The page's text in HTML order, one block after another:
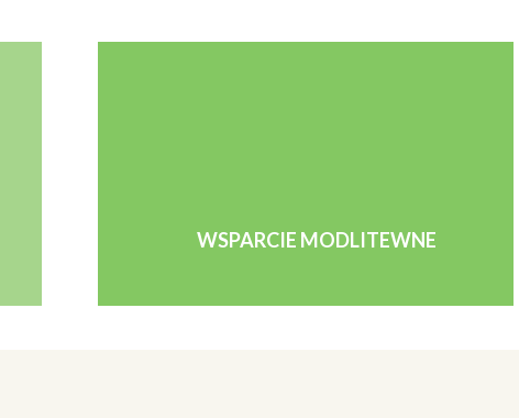
WSPARCIE MODLITEWNE